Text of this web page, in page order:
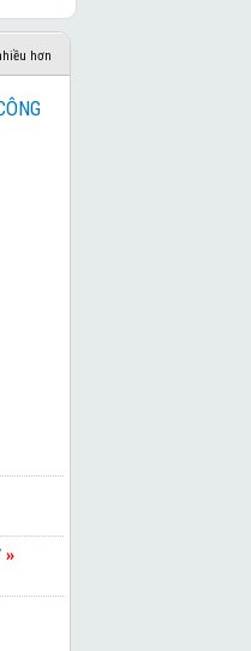
khảo
đ
đ
hơn